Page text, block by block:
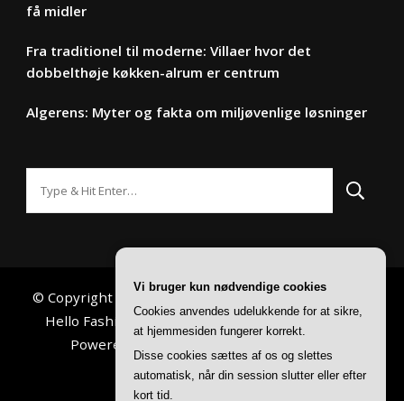
få midler
Fra traditionel til moderne: Villaer hvor det
dobbelthøje køkken-alrum er centrum
Algerens: Myter og fakta om miljøvenlige løsninger
© Copyright 2026Din Hverdag. All Rights Reserved.
Hello Fashion | Developed ByBlossom Themes.
Powered by WordPress Privatlivspolitik
Vi bruger kun nødvendige cookies
Cookies anvendes udelukkende for at sikre,
at hjemmesiden fungerer korrekt.
Disse cookies sættes af os og slettes
automatisk, når din session slutter eller efter
kort tid.